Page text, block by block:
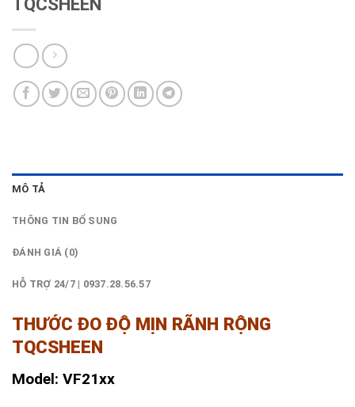
MÔ TẢ
THÔNG TIN BỔ SUNG
ĐÁNH GIÁ (0)
HỖ TRỢ 24/7 | 0937.28.56.57
THƯỚC ĐO ĐỘ MỊN RÃNH RỘNG
TQCSHEEN
Model: VF21xx